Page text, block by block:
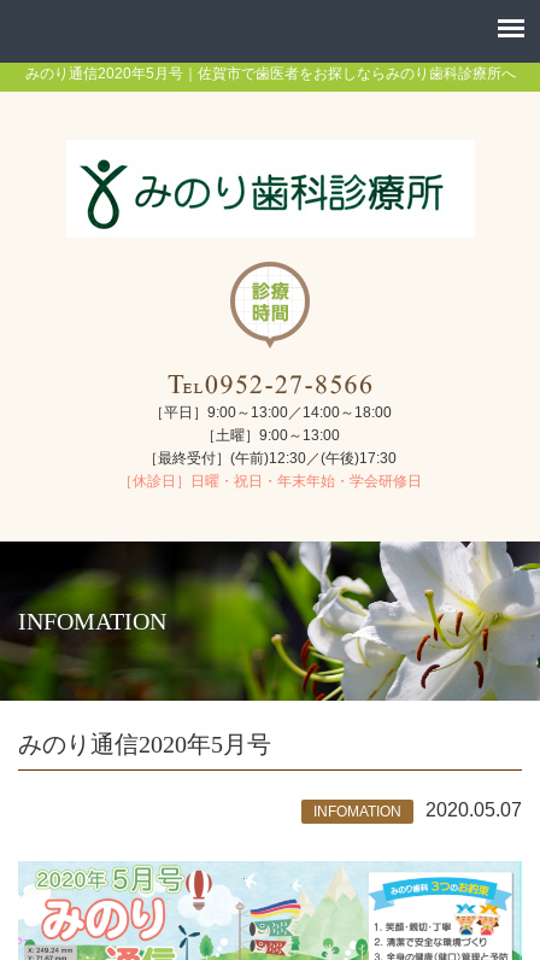
みのり通信2020年5月号｜佐賀市で歯医者をお探しならみのり歯科診療所へ
［平日］9:00～13:00／14:00～18:00
［土曜］9:00～13:00
［最終受付］(午前)12:30／(午後)17:30
［休診日］日曜・祝日・年末年始・学会研修日
INFOMATION
みのり通信2020年5月号
INFOMATION 2020.05.07